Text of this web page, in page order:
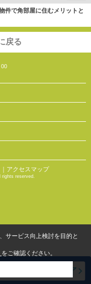
件で角部屋に住むメリットと
戻る
｜アクセスマップ
reserved.
サービス向上検討を目的と
をご確認ください。